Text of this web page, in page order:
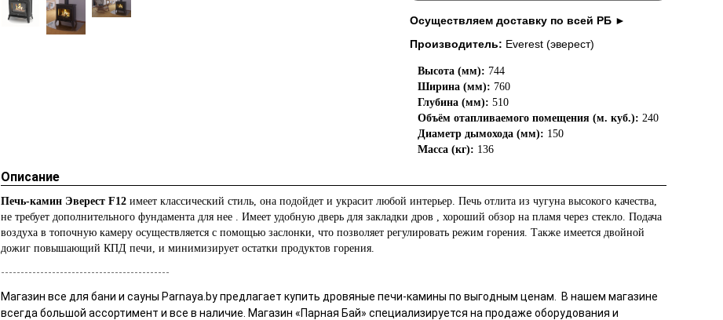
Осуществляем доставку по всей РБ ►
Производитель: Everest (эверест)
Высота (мм): 744
Ширина (мм): 760
Глубина (мм): 510
Объём отапливаемого помещения (м. куб.): 240
Диаметр дымохода (мм): 150
Масса (кг): 136
Описание
Печь-камин Эверест F12 имеет классический стиль, она подойдет и украсит любой интерьер. Печь отлита из чугуна высокого качества,
не требует дополнительного фундамента для нее . Имеет удобную дверь для закладки дров , хороший обзор на пламя через стекло. Подача
воздуха в топочную камеру осуществляется с помощью заслонки, что позволяет регулировать режим горения. Также имеется двойной
дожиг повышающий КПД печи, и минимизирует остатки продуктов горения.
-------------------------------------------
Магазин все для бани и сауны Parnaya.byпредлагает купить дровяные печи-камины по выгодным ценам. В нашем магазине
всегда большой ассортимент и все в наличие. Магазин «Парная Бай» специализируется на продаже оборудования и